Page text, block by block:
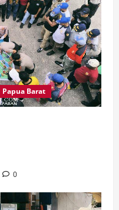
Papua Barat
0